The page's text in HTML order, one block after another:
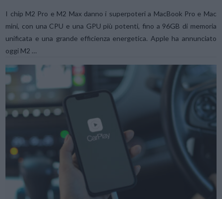
I chip M2 Pro e M2 Max danno i superpoteri a MacBook Pro e Mac
mini, con una CPU e una GPU più potenti, fino a 96GB di memoria
unificata e una grande efficienza energetica. Apple ha annunciato
oggi M2 …